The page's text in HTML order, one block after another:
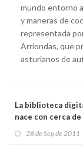
mundo entorno
y maneras de
representada
Arriondas, que
asturianos de
La biblioteca
nace con cerca
28 de Sep de 2011